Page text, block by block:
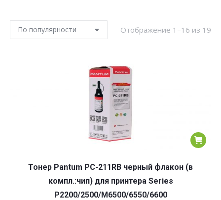
Отображение 1–16 из 19
Тонер Pantum PC-211RB черный флакон (в
компл.:чип) для принтера Series
P2200/2500/M6500/6550/6600